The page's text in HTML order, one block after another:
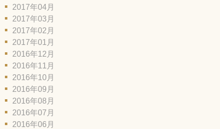
2017年04月
2017年03月
2017年02月
2017年01月
2016年12月
2016年11月
2016年10月
2016年09月
2016年08月
2016年07月
2016年06月